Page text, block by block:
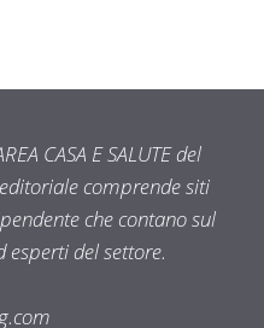
CASA E SALUTE del
comprende siti
che contano sul
del settore.